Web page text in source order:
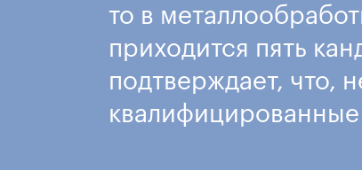
то в
приходится пять
подтверждает, что,